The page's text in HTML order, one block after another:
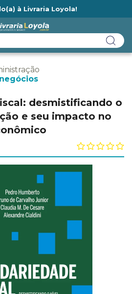
à Livraria Loyola!
desmistificando o
e seu impacto no